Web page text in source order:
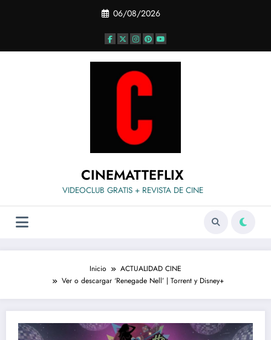
06/08/2026
CINEMATTEFLIX
VIDEOCLUB GRATIS + REVISTA DE CINE
Inicio
ACTUALIDAD CINE
Ver o descargar ‘Renegade Nell’ | Torrent y Disney+